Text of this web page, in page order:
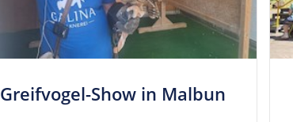
Greif­vogel-Show in Malbun